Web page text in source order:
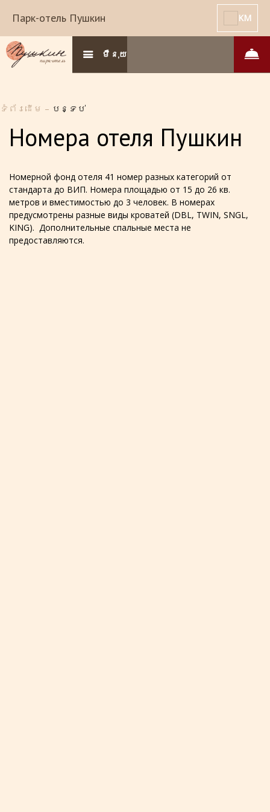
Парк-отель Пушкин KM
ម៉ឺនុយ
ទំព័រដើម – បន្ទប់
Номера отеля Пушкин
Номерной фонд отеля 41 номер разных категорий от
стандарта до ВИП. Номера площадью от 15 до 26 кв.
метров и вместимостью до 3 человек. В номерах
предусмотрены разные виды кроватей (DBL, TWIN, SNGL,
KING). Дополнительные спальные места не
предоставляются.